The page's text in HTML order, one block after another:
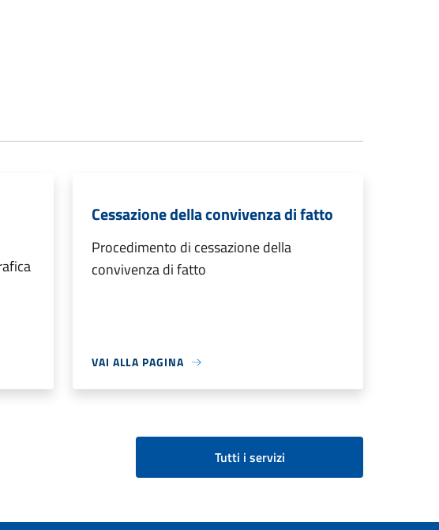
Cessazione della convivenza di fatto
Procedimento di cessazione della
convivenza di fatto
VAI ALLA PAGINA
Tutti i servizi